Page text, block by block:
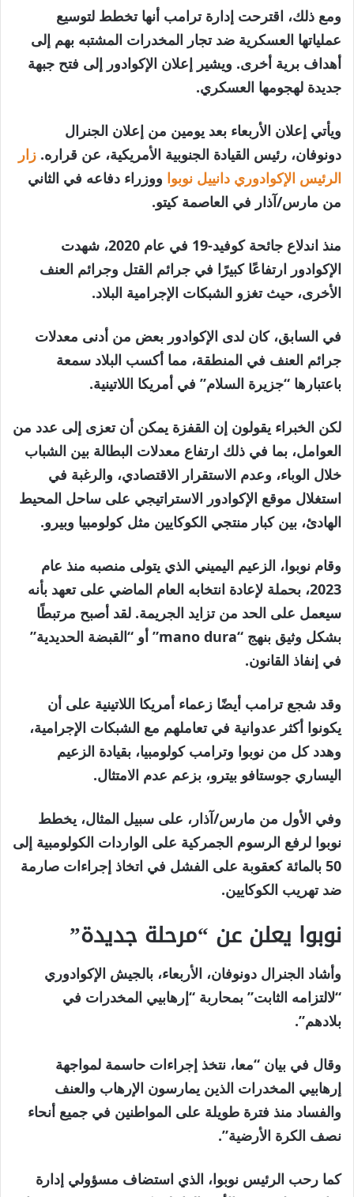
ومع ذلك، اقترحت إدارة ترامب أنها تخطط لتوسيع
عملياتها العسكرية ضد تجار المخدرات المشتبه بهم إلى
أهداف برية أخرى. ويشير إعلان الإكوادور إلى فتح جبهة
جديدة لهجومها العسكري.
ويأتي إعلان الأربعاء بعد يومين من إعلان الجنرال
دونوفان، رئيس القيادة الجنوبية الأمريكية، عن قراره. زار
الرئيس الإكوادوري دانييل نوبوا ووزراء دفاعه في الثاني
من مارس/آذار في العاصمة كيتو.
منذ اندلاع جائحة كوفيد-19 في عام 2020، شهدت
الإكوادور ارتفاعًا كبيرًا في جرائم القتل وجرائم العنف
الأخرى، حيث تغزو الشبكات الإجرامية البلاد.
في السابق، كان لدى الإكوادور بعض من أدنى معدلات
جرائم العنف في المنطقة، مما أكسب البلاد سمعة
باعتبارها “جزيرة السلام” في أمريكا اللاتينية.
لكن الخبراء يقولون إن القفزة يمكن أن تعزى إلى عدد من
العوامل، بما في ذلك ارتفاع معدلات البطالة بين الشباب
خلال الوباء، وعدم الاستقرار الاقتصادي، والرغبة في
استغلال موقع الإكوادور الاستراتيجي على ساحل المحيط
الهادئ، بين كبار منتجي الكوكايين مثل كولومبيا وبيرو.
وقام نوبوا، الزعيم اليميني الذي يتولى منصبه منذ عام
2023، بحملة لإعادة انتخابه العام الماضي على تعهد بأنه
سيعمل على الحد من تزايد الجريمة. لقد أصبح مرتبطًا
بشكل وثيق بنهج “mano dura” أو “القبضة الحديدية”
في إنفاذ القانون.
وقد شجع ترامب أيضًا زعماء أمريكا اللاتينية على أن
يكونوا أكثر عدوانية في تعاملهم مع الشبكات الإجرامية،
وهدد كل من نوبوا وترامب كولومبيا، بقيادة الزعيم
اليساري جوستافو بيترو، بزعم عدم الامتثال.
وفي الأول من مارس/آذار، على سبيل المثال، يخطط
نوبوا لرفع الرسوم الجمركية على الواردات الكولومبية إلى
50 بالمائة كعقوبة على الفشل في اتخاذ إجراءات صارمة
ضد تهريب الكوكايين.
نوبوا يعلن عن “مرحلة جديدة”
وأشاد الجنرال دونوفان، الأربعاء، بالجيش الإكوادوري
“لالتزامه الثابت” بمحاربة “إرهابيي المخدرات في
بلادهم”.
وقال في بيان “معا، نتخذ إجراءات حاسمة لمواجهة
إرهابيي المخدرات الذين يمارسون الإرهاب والعنف
والفساد منذ فترة طويلة على المواطنين في جميع أنحاء
نصف الكرة الأرضية”.
كما رحب الرئيس نوبوا، الذي استضاف مسؤولي إدارة